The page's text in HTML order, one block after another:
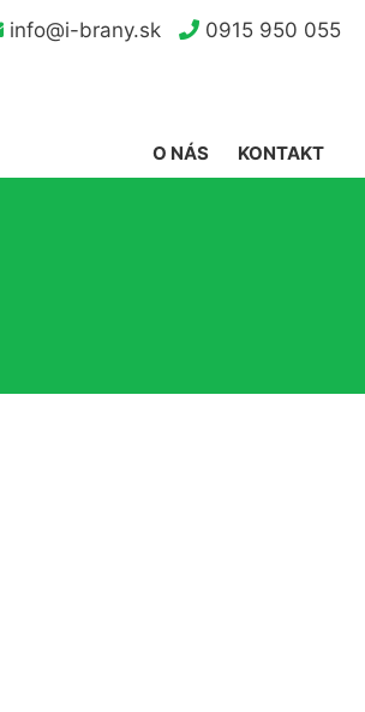
info@i-brany.sk 0915 950 055
KONTAKT
O NÁS